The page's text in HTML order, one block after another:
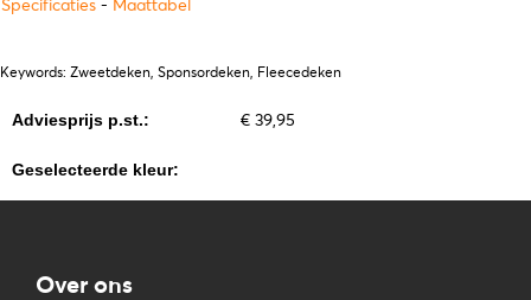
Specificaties - Maattabel
Keywords: Zweetdeken, Sponsordeken, Fleecedeken
Adviesprijs p.st.: € 39,95
Geselecteerde kleur:
Over ons